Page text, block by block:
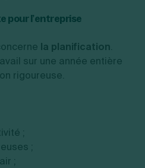
pour l’entreprise
la planification.
sur une année entière
rigoureuse.
;
;
;